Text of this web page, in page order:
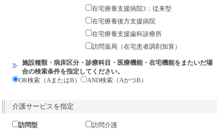
在宅療養支援病院3：従来型
在宅療養後方支援病院
在宅療養支援歯科診療所
訪問薬局（在宅患者調剤加算）
施設種類・病床区分・診療科目・医療機能・在宅機能をまたいだ場
合の検索条件を指定してください。
OR検索（AまたはB）
AND検索（AかつB）
介護サービスを指定
訪問型
訪問介護